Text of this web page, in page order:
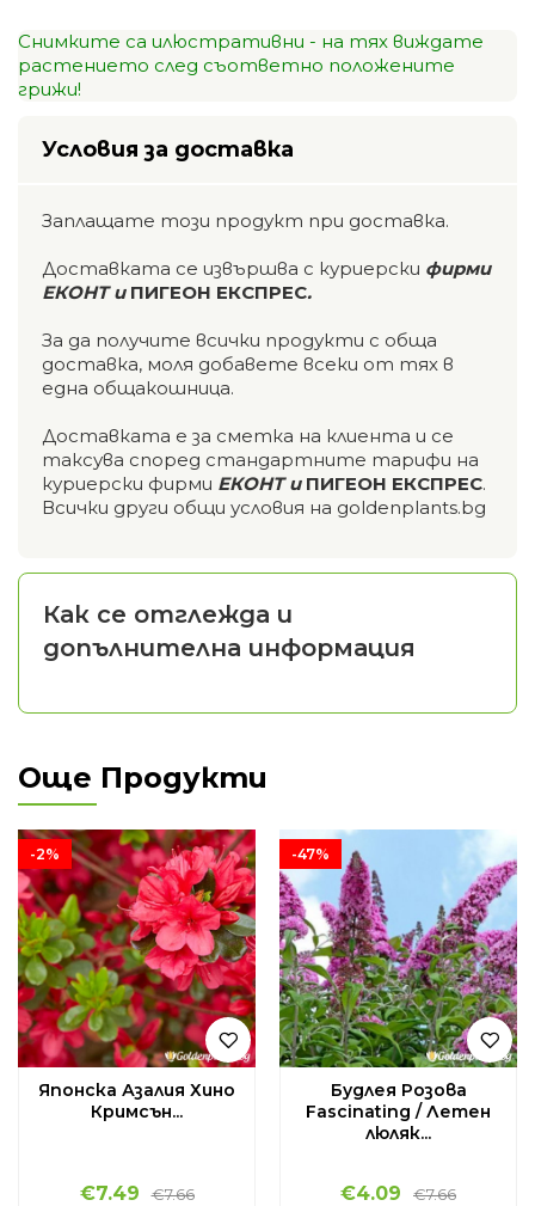
Снимките са илюстративни - на тях виждате
растението след съответно положените
грижи!
Условия за доставка
Заплащате този продукт при доставка.
Доставката се извършва с куриерски фирми
ЕКОНТ и ПИГЕОН ЕКСПРЕС.
За да получите всички продукти с обща
доставка, моля добавете всеки от тях в
една общакошница.
Доставката е за сметка на клиента и се
таксува според стандартните тарифи на
куриерски фирми ЕКОНТ и ПИГЕОН ЕКСПРЕС.
Всички други общи условия на goldenplants.bg
Как се отглежда и
допълнителна информация
Още Продукти
-2%
Японска Азалия Хино
Кримсън...
€7.49 €7.66
-47%
Будлея Розова
Fascinating / Летен
люляк...
€4.09 €7.66